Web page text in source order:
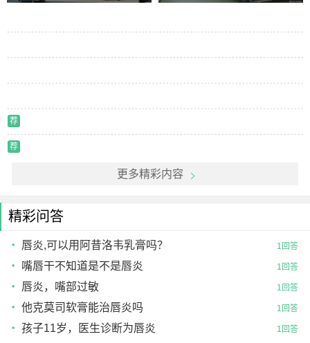
荐
荐
更多精彩内容
精彩问答
唇炎,可以用阿昔洛韦乳膏吗？ 1回答
嘴唇干不知道是不是唇炎 1回答
唇炎，嘴部过敏 1回答
他克莫司软膏能治唇炎吗 1回答
孩子11岁，医生诊断为唇炎 1回答